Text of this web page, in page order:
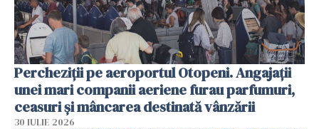
Percheziții pe aeroportul Otopeni. Angajații
unei mari companii aeriene furau parfumuri,
ceasuri și mâncarea destinată vânzării
30 IULIE 2026